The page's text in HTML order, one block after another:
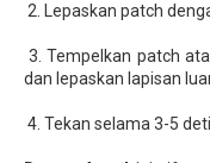
2. Lepaskan patch
3. Tempelkan patch
dan lepaskan lapisan
4. Tekan selama 3-5